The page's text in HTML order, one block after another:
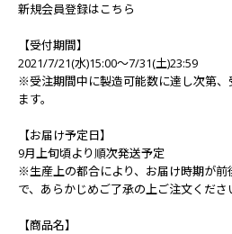
新規会員登録はこちら
【受付期間】
2021/7/21(水)15:00〜7/31(土)23:59
※受注期間中に製造可能数に達し次第
ます。
【お届け予定日】
9月上旬頃より順次発送予定
※生産上の都合により、お届け時期が
で、あらかじめご了承の上ご注文くださ
【商品名】